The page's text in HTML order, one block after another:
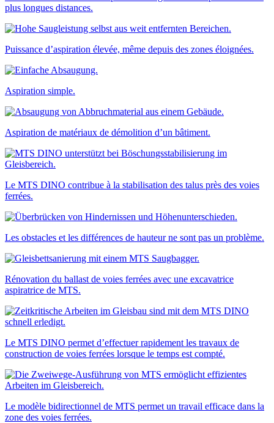
plus longues distances.
Puissance d’aspiration élevée, même depuis des zones éloignées.
Aspiration simple.
Aspiration de matériaux de démolition d’un bâtiment.
Le MTS DINO contribue à la stabilisation des talus près des voies
ferrées.
Les obstacles et les différences de hauteur ne sont pas un problème.
Rénovation du ballast de voies ferrées avec une excavatrice
aspiratrice de MTS.
Le MTS DINO permet d’effectuer rapidement les travaux de
construction de voies ferrées lorsque le temps est compté.
Le modèle bidirectionnel de MTS permet un travail efficace dans la
zone des voies ferrées.